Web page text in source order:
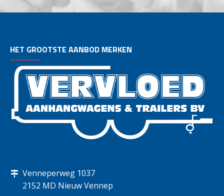
HET GROOTSTE AANBOD MERKEN
Venneperweg 1037
2152 MD Nieuw Vennep